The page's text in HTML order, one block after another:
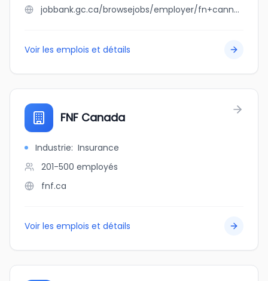
jobbank.gc.ca/browsejobs/employer/fn+canna/ca
Voir les emplois et détails
FNF Canada
Industrie: Insurance
201-500 employés
fnf.ca
Voir les emplois et détails